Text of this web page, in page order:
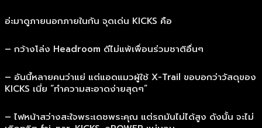
อ่ะมาดูภายนอกภายในกัน จุดเด่น KICKS คือ
– กว้างโล่ง Headroom ดีไม่แพ้เพื่อนร่วมชาติอื่นๆ
– อันนี้หลายคนว่าแย่ แต่แอดแมวผู้ใช้ X-Trail ขอบอกว่าวัสดุของ
KICKS เนี่ย “ทำความสะอาดง่ายสุดๆ”
– ไฟหน้าสว่างสะใจพระเดชพระคุณ แต่รถมันไม่ได้สูง ดังนั้น จะไม่